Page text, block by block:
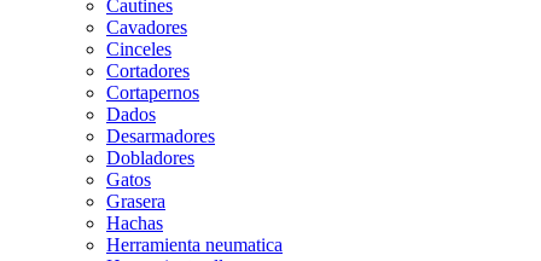
Cautines
Cavadores
Cinceles
Cortadores
Cortapernos
Dados
Desarmadores
Dobladores
Gatos
Grasera
Hachas
Herramienta neumatica